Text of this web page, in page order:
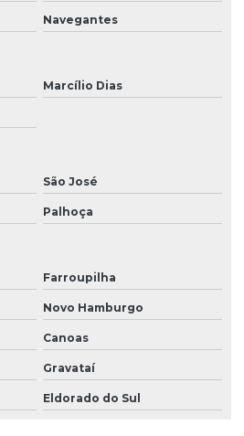
e limpeza
e vigilância
patrimonial
segurança patrimonial
portarias
Navegantes
Marcílio Dias
São José
Palhoça
Farroupilha
Novo Hamburgo
Canoas
Gravataí
Eldorado do Sul